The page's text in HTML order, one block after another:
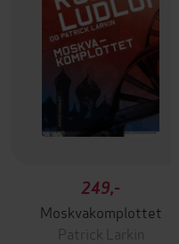
249,-
Moskvakomplottet
Patrick Larkin